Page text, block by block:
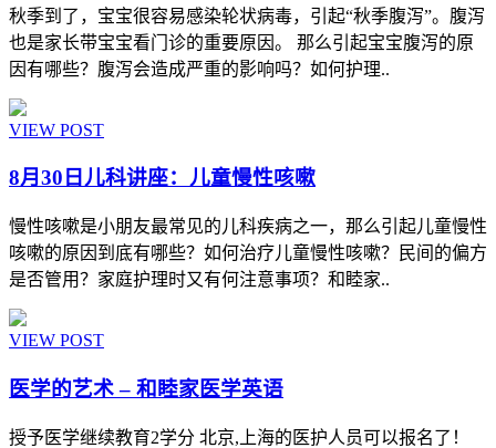
秋季到了，宝宝很容易感染轮状病毒，引起“秋季腹泻”。腹泻
也是家长带宝宝看门诊的重要原因。 那么引起宝宝腹泻的原
因有哪些？腹泻会造成严重的影响吗？如何护理..
VIEW POST
8月30日儿科讲座：儿童慢性咳嗽
慢性咳嗽是小朋友最常见的儿科疾病之一，那么引起儿童慢性
咳嗽的原因到底有哪些？如何治疗儿童慢性咳嗽？民间的偏方
是否管用？家庭护理时又有何注意事项？和睦家..
VIEW POST
医学的艺术 – 和睦家医学英语
授予医学继续教育2学分 北京,上海的医护人员可以报名了！